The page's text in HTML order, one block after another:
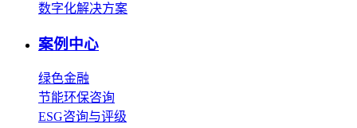
数字化解决方案
案例中心
绿色金融
节能环保咨询
ESG咨询与评级